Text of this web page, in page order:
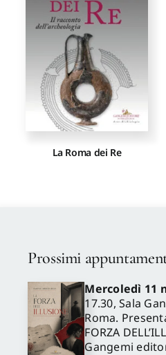
Proposte di pubblicazione
Gangemi Editore
Newsletter
La Roma dei Re
Prossimi
Mercoledì 11
17.30, Sala
Roma.
FORZA
Gangemi